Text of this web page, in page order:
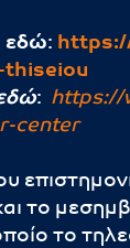
εδώ:
: https://
center
το
το